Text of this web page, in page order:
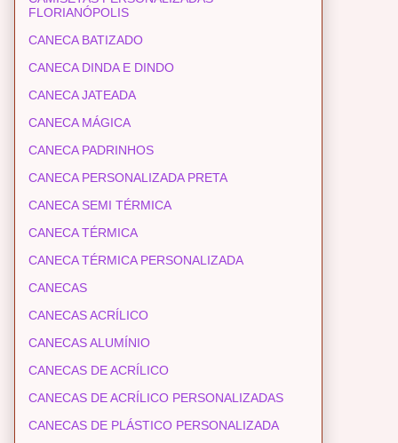
FLORIANÓPOLIS
CANECA BATIZADO
CANECA DINDA E DINDO
CANECA JATEADA
CANECA MÁGICA
CANECA PADRINHOS
CANECA PERSONALIZADA PRETA
CANECA SEMI TÉRMICA
CANECA TÉRMICA
CANECA TÉRMICA PERSONALIZADA
CANECAS
CANECAS ACRÍLICO
CANECAS ALUMÍNIO
CANECAS DE ACRÍLICO
CANECAS DE ACRÍLICO PERSONALIZADAS
CANECAS DE PLÁSTICO PERSONALIZADA